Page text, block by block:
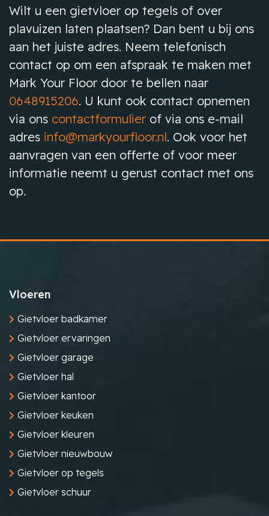
Wilt u een gietvloer op tegels of over
plavuizen laten plaatsen? Dan bent u bij ons
aan het juiste adres. Neem telefonisch
contact op om een afspraak te maken met
Mark Your Floor door te bellen naar
0648915206. U kunt ook contact opnemen
via ons contactformulier of via ons e-mail
adres info@markyourfloor.nl. Ook voor het
aanvragen van een offerte of voor meer
informatie neemt u gerust contact met ons
op.
Vloeren
Gietvloer badkamer
Gietvloer ervaringen
Gietvloer garage
Gietvloer hal
Gietvloer kantoor
Gietvloer keuken
Gietvloer kleuren
Gietvloer nieuwbouw
Gietvloer op tegels
Gietvloer schuur